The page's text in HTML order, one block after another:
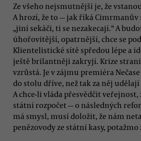
Ze všeho nejsmutnější je, že
A hrozí, že to — jak říká
„jiní sekáči, ti se nezakecají.“ A
úhořovitější, opatrnější, chce se
Klientelistické sítě spředou lépe a
ještě brilantněji zakryjí. Krize
vzrůstá. Je v zájmu premiéra
do stolu dříve, než tak za něj
A chce-li vláda přesvědčit
státní rozpočet — o následných
má smysl, musí doložit, že nám
penězovody ze státní kasy, potažmo